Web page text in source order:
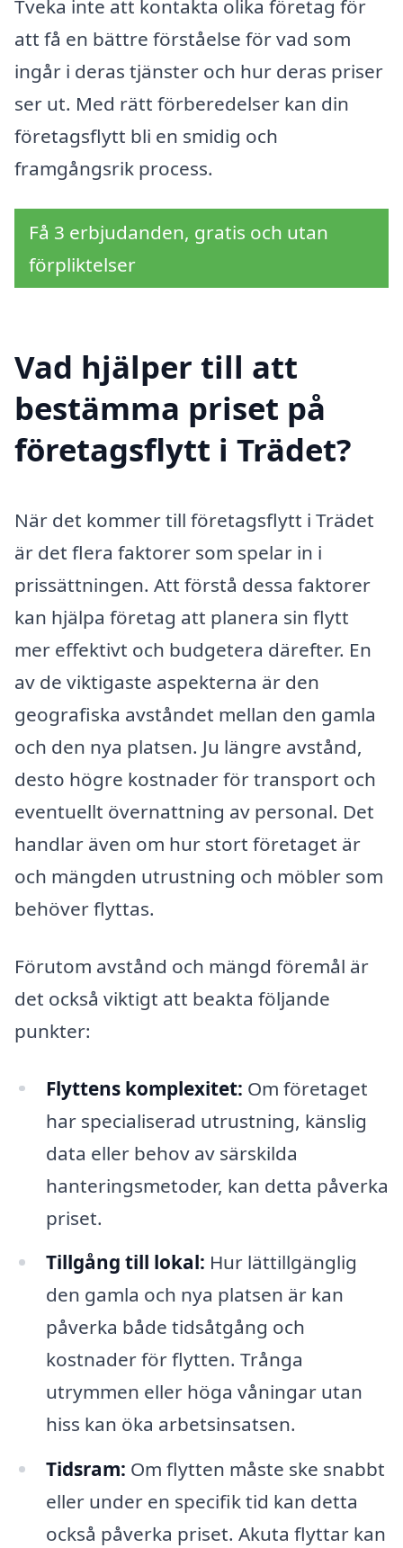
Tveka inte att kontakta olika företag för
att få en bättre förståelse för vad som
ingår i deras tjänster och hur deras priser
ser ut. Med rätt förberedelser kan din
företagsflytt bli en smidig och
framgångsrik process.
Få 3 erbjudanden, gratis och utan
förpliktelser
Vad hjälper till att
bestämma priset på
företagsflytt i Trädet?
När det kommer till företagsflytt i Trädet
är det flera faktorer som spelar in i
prissättningen. Att förstå dessa faktorer
kan hjälpa företag att planera sin flytt
mer effektivt och budgetera därefter. En
av de viktigaste aspekterna är den
geografiska avståndet mellan den gamla
och den nya platsen. Ju längre avstånd,
desto högre kostnader för transport och
eventuellt övernattning av personal. Det
handlar även om hur stort företaget är
och mängden utrustning och möbler som
behöver flyttas.
Förutom avstånd och mängd föremål är
det också viktigt att beakta följande
punkter:
Flyttens komplexitet: Om företaget
har specialiserad utrustning, känslig
data eller behov av särskilda
hanteringsmetoder, kan detta påverka
priset.
Tillgång till lokal: Hur lättillgänglig
den gamla och nya platsen är kan
påverka både tidsåtgång och
kostnader för flytten. Trånga
utrymmen eller höga våningar utan
hiss kan öka arbetsinsatsen.
Tidsram: Om flytten måste ske snabbt
eller under en specifik tid kan detta
också påverka priset. Akuta flyttar kan